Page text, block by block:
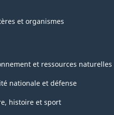
et organismes
et ressources naturelles
nationale et défense
histoire et sport